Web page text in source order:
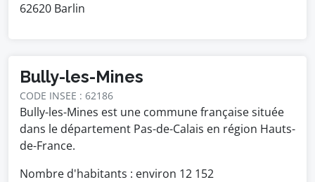
62620 Barlin
Bully-les-Mines
CODE INSEE : 62186
Bully-les-Mines est une commune française située
dans le département Pas-de-Calais en région Hauts-
de-France.
Nombre d'habitants : environ 12 152